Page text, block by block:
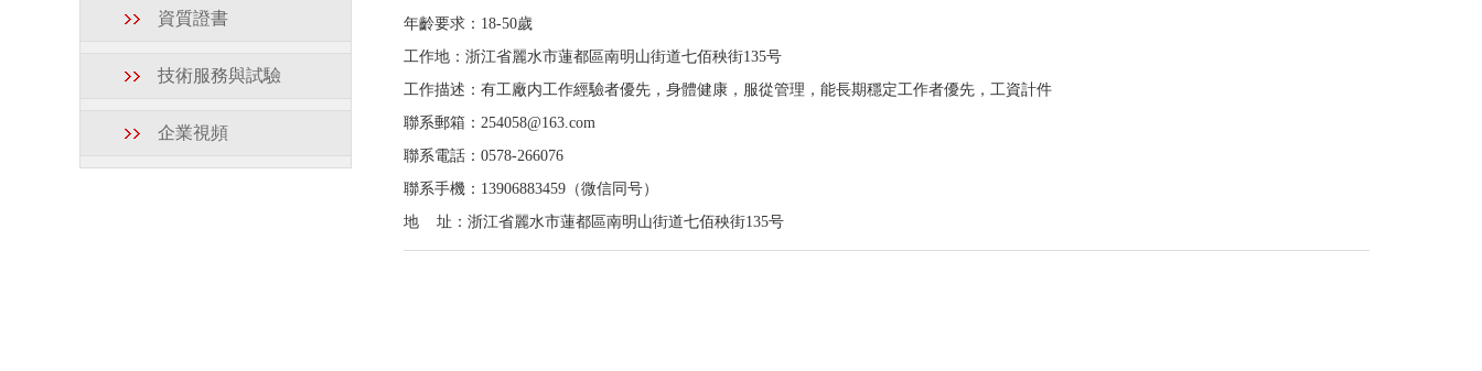
資質證書
技術服務與試驗
企業視頻
年齡要求： 18-50歲
工作地： 浙江省麗水市蓮都區南明山街道七佰秧街135号
工作描述： 有工廠内工作經驗者優先，身體健康，服從管理，能長期穩定工作者優先，工資計件
聯系郵箱： 254058@163.com
聯系電話： 0578-266076
聯系手機： 13906883459（微信同号）
地 址： 浙江省麗水市蓮都區南明山街道七佰秧街135号